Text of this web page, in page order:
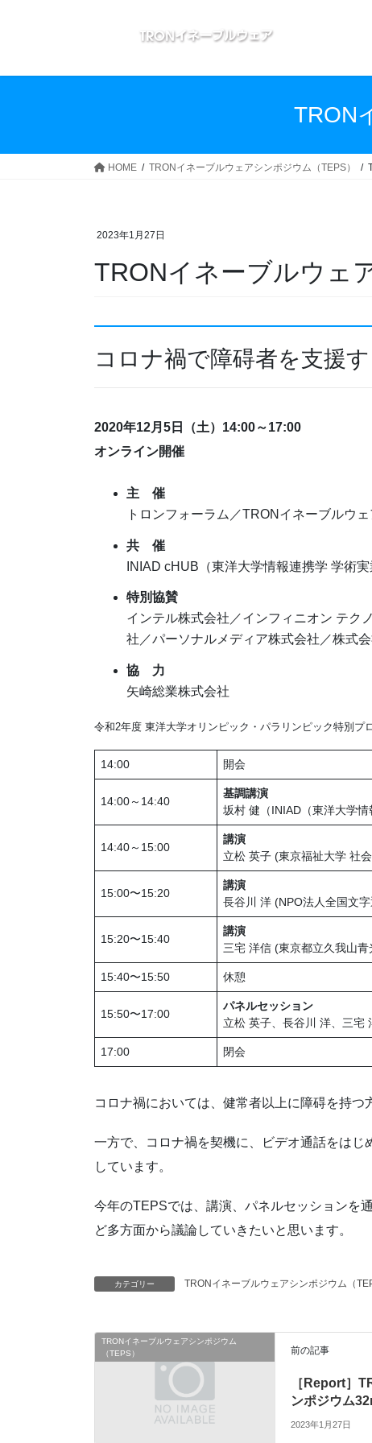
TRON
HOME TRONイネーブルウェアシンポジウム（TEPS）
2023年1月27日
TRONイネーブルウェ
コロナ禍で障碍者を⽀援す
2020年12⽉5⽇（⼟）14:00～17:00
オンライン開催
主 催
トロンフォーラム／TRONイネーブルウ
共 催
INIAD cHUB（東洋大学情報連携学 学術
特別協賛
インテル株式会社／インフィニオン テク
社／パーソナルメディア株式会社／株式
協 力
⽮崎総業株式会社
令和2年度 東洋⼤学オリンピック・パラリンピック特別プ
14:00 開会
14:00～14:40
基調講演
坂村 健（INIAD（東洋大学
14:40～15:00
講演
⽴松 英⼦ (東京福祉⼤学 社
15:00〜15:20
講演
⻑⾕川 洋 (NPO法⼈全国⽂
15:20〜15:40
講演
三宅 洋信 (東京都⽴久我⼭
15:40〜15:50 休憩
15:50〜17:00
パネルセッション
⽴松 英⼦、⻑⾕川 洋、三宅
17:00 閉会
コロナ禍においては、健常者以上に障碍を持
⼀⽅で、コロナ禍を契機に、ビデオ通話をは
しています。
今年のTEPSでは、講演、パネルセッションを
ど多⽅⾯から議論していきたいと思います。
カテゴリー TRONイネーブルウェアシンポジウム（
TRONイネーブルウェアシンポジウム
（TEPS）
前の記事
［Report］
ンポジウム
2023年1月27日